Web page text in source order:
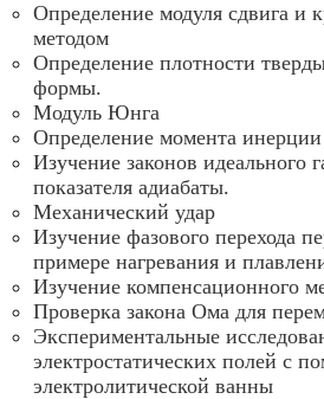
Определение модуля сдвига и
методом
Определение плотности
формы.
Модуль Юнга
Определение момента
Изучение законов идеального
показателя адиабаты.
Механический удар
Изучение фазового перехода
примере нагревания и
Изучение компенсационного
Проверка закона Ома для
Экспериментальные
электростатических полей с
электролитической ванны